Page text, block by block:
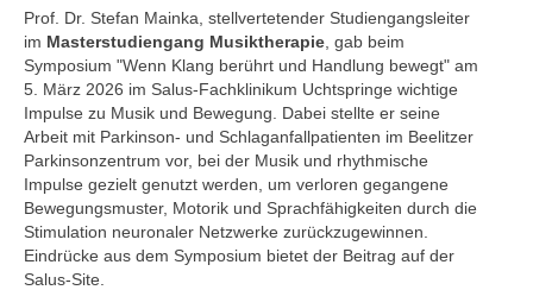
Prof. Dr. Stefan Mainka, stellvertetender Studiengangsleiter
im Masterstudiengang Musiktherapie , gab beim
Symposium "Wenn Klang berührt und Handlung bewegt" am
5. März 2026 im Salus-Fachklinikum Uchtspringe wichtige
Impulse zu Musik und Bewegung. Dabei stellte er seine
Arbeit mit Parkinson- und Schlaganfallpatienten im Beelitzer
Parkinsonzentrum vor, bei der Musik und rhythmische
Impulse gezielt genutzt werden, um verloren gegangene
Bewegungsmuster, Motorik und Sprachfähigkeiten durch die
Stimulation neuronaler Netzwerke zurückzugewinnen.
Eindrücke aus dem Symposium bietet der Beitrag auf der
Salus-Site.